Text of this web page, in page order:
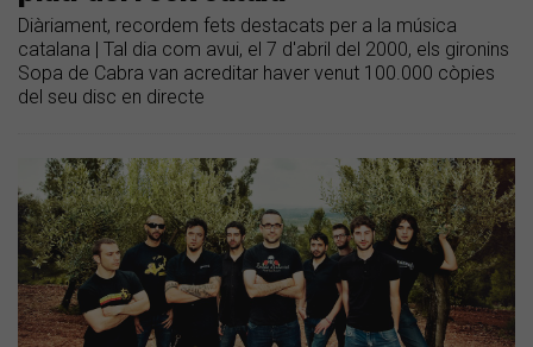
Diàriament, recordem fets destacats per a la música
catalana | Tal dia com avui, el 7 d'abril del 2000, els gironins
Sopa de Cabra van acreditar haver venut 100.000 còpies
del seu disc en directe